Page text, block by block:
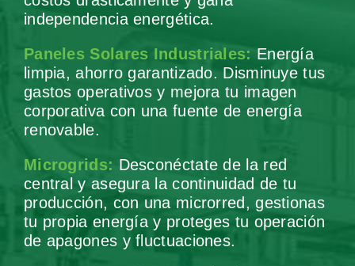
independencia energética.
Paneles Solares Industriales: Energía
limpia, ahorro garantizado. Disminuye tus
gastos operativos y mejora tu imagen
corporativa con una fuente de energía
renovable.
Microgrids: Desconéctate de la red
central y asegura la continuidad de tu
producción, con una microrred, gestionas
tu propia energía y proteges tu operación
de apagones y fluctuaciones.